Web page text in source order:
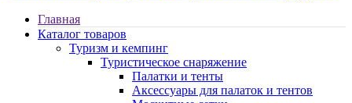
Главная
Каталог товаров
Туризм и кемпинг
Туристическое снаряжение
Палатки и тенты
Аксессуары для палаток и тентов